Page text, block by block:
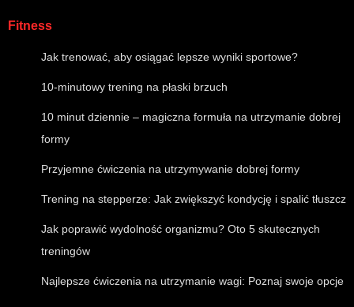
Fitness
Jak trenować, aby osiągać lepsze wyniki sportowe?
10-minutowy trening na płaski brzuch
10 minut dziennie – magiczna formuła na utrzymanie dobrej
formy
Przyjemne ćwiczenia na utrzymywanie dobrej formy
Trening na stepperze: Jak zwiększyć kondycję i spalić tłuszcz
Jak poprawić wydolność organizmu? Oto 5 skutecznych
treningów
Najlepsze ćwiczenia na utrzymanie wagi: Poznaj swoje opcje